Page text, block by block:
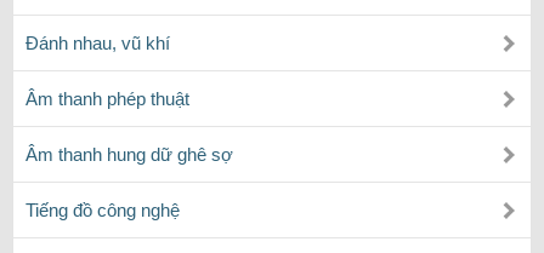
Đánh nhau, vũ khí
Âm thanh phép thuật
Âm thanh hung dữ ghê sợ
Tiếng đồ công nghệ